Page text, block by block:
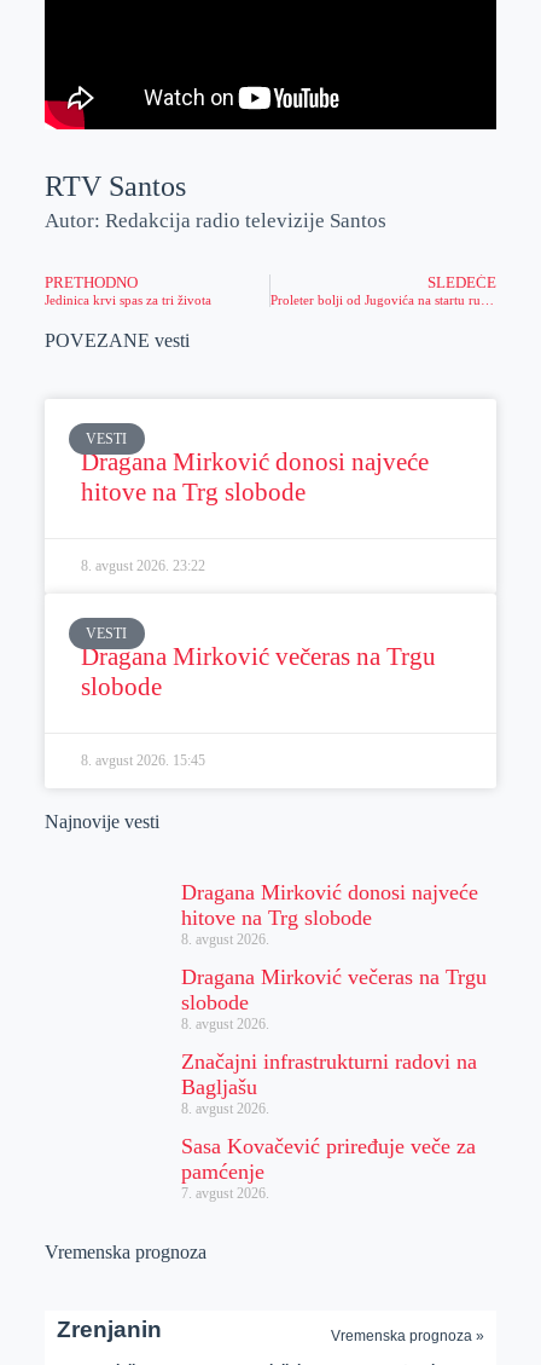
RTV Santos
Autor: Redakcija radio televizije Santos
PRETHODNO
Jedinica krvi spas za tri života
SLEDEĆE
POVEZANE vesti
VESTI
Dragana Mirković donosi najveće
hitove na Trg slobode
8. avgust 2026. 23:22
VESTI
Dragana Mirković večeras na Trgu
slobode
8. avgust 2026. 15:45
Najnovije vesti
Dragana Mirković donosi najveće
hitove na Trg slobode
8. avgust 2026.
Dragana Mirković večeras na Trgu
slobode
8. avgust 2026.
Značajni infrastrukturni radovi na
Bagljašu
8. avgust 2026.
Sasa Kovačević priređuje veče za
pamćenje
7. avgust 2026.
Vremenska prognoza